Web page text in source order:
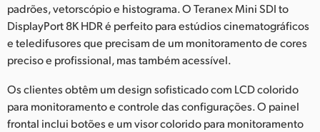
South Africa
Spain
Chinese Taipei
padrões, vetorscópio e histograma. O Teranex Mini SDI to
DisplayPort 8K HDR é perfeito para estúdios cinematográficos
e teledifusores que precisam de um monitoramento de cores
preciso e profissional, mas também acessível.
Os clientes obtêm um design sofisticado com LCD colorido
para monitoramento e controle das configurações. O painel
frontal inclui botões e um visor colorido para monitoramento